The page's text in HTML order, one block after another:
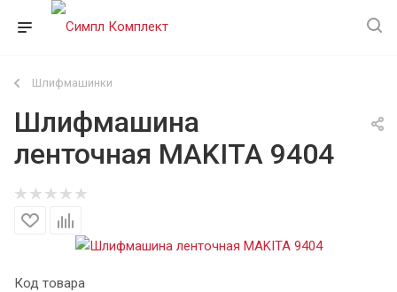
Шлифмашинки
Шлифмашина
ленточная MAKITA 9404
Код товара